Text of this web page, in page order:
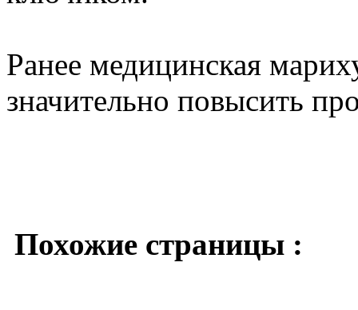
Ранее медицинская
значительно повысить
Похожие страницы :